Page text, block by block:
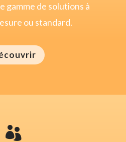
gamme de solutions à
ou standard.
